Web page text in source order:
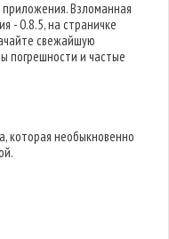
Взломанная
- 0.8.5, на страничке
свежайшую
погрешности и частые
которая необыкновенно